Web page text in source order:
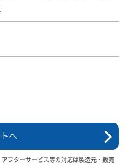
へ
フターサービス等の対応は製造元・販売